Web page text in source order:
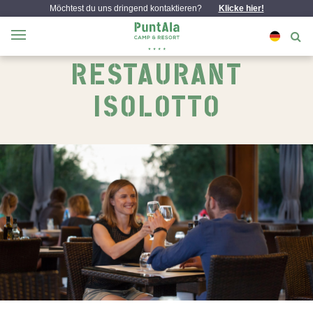
Möchtest du uns dringend kontaktieren? Klicke hier!
RESTAURANT
ISOLOTTO